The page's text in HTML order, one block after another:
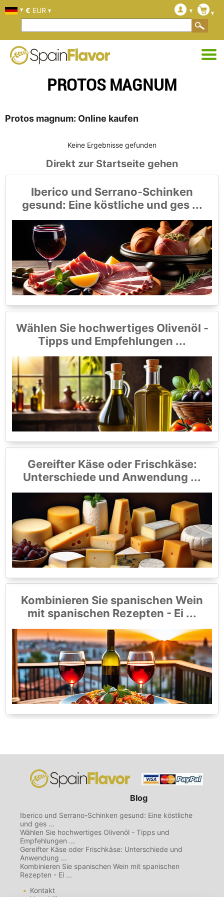
PROTOS MAGNUM
Protos magnum: Online kaufen
Keine Ergebnisse gefunden
Direkt zur Startseite gehen
Iberico und Serrano-Schinken
gesund: Eine köstliche und ges ...
Wählen Sie hochwertiges Olivenöl -
Tipps und Empfehlungen ...
Gereifter Käse oder Frischkäse:
Unterschiede und Anwendung ...
Kombinieren Sie spanischen Wein
mit spanischen Rezepten - Ei ...
€ EUR
Blog
Iberico und Serrano-Schinken gesund: Eine köstliche
und ges ...
Wählen Sie hochwertiges Olivenöl - Tipps und
Empfehlungen ...
Gereifter Käse oder Frischkäse: Unterschiede und
Anwendung ...
Kombinieren Sie spanischen Wein mit spanischen
Rezepten - Ei ...
Kontakt